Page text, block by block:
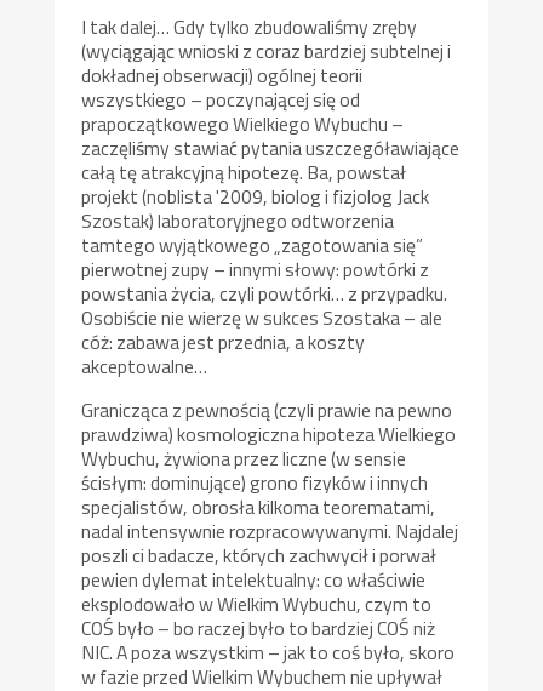
I tak dalej… Gdy tylko zbudowaliśmy zręby
(wyciągając wnioski z coraz bardziej subtelnej i
dokładnej obserwacji) ogólnej teorii
wszystkiego – poczynającej się od
prapoczątkowego Wielkiego Wybuchu –
zaczęliśmy stawiać pytania uszczegóławiające
całą tę atrakcyjną hipotezę. Ba, powstał
projekt (noblista '2009, biolog i fizjolog Jack
Szostak) laboratoryjnego odtworzenia
tamtego wyjątkowego „zagotowania się”
pierwotnej zupy – innymi słowy: powtórki z
powstania życia, czyli powtórki… z przypadku.
Osobiście nie wierzę w sukces Szostaka – ale
cóż: zabawa jest przednia, a koszty
akceptowalne…
Granicząca z pewnością (czyli prawie na pewno
prawdziwa) kosmologiczna hipoteza Wielkiego
Wybuchu, żywiona przez liczne (w sensie
ścisłym: dominujące) grono fizyków i innych
specjalistów, obrosła kilkoma teorematami,
nadal intensywnie rozpracowywanymi. Najdalej
poszli ci badacze, których zachwycił i porwał
pewien dylemat intelektualny: co właściwie
eksplodowało w Wielkim Wybuchu, czym to
COŚ było – bo raczej było to bardziej COŚ niż
NIC. A poza wszystkim – jak to coś było, skoro
w fazie przed Wielkim Wybuchem nie upływał